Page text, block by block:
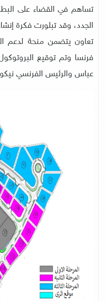
تساهم في القضاء على
الجدد، وقد تبلورت فكرة
تعاون يتضمن منحة لدعم
فرنسا وتم توقيع
عباس والرئيس الفرنسي